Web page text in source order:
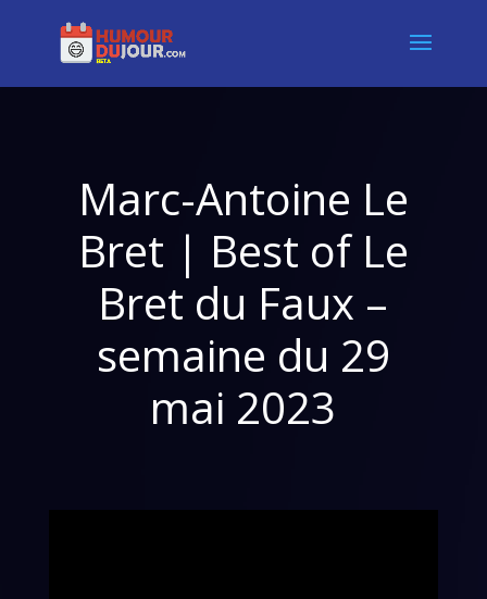
Marc-Antoine Le
Bret | Best of Le
Bret du Faux –
semaine du 29
mai 2023